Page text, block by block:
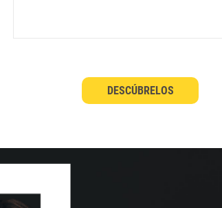
DESCÚBRELOS